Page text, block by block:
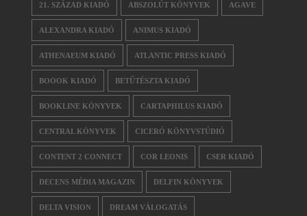
21. SZÁZAD KIADÓ ABSZOLÚT KÖNYVEK AGAVE
ALEXANDRA KIADÓ ANIMUS KIADÓ
ATHENAEUM KIADÓ ATLANTIC PRESS KIADÓ
BOOOK KIADÓ BETŰTÉSZTA KIADÓ
BOOKLINE KÖNYVEK CARTAPHILUS KIADÓ
CENTRAL KÖNYVEK CICERÓ KÖNYVSTÚDIÓ
CONTENT 2 CONNECT COR LEONIS CSER KIADÓ
DECENS MÉDIA MAGAZIN DELFIN KÖNYVEK
DELTA VISION DREAM VÁLOGATÁS